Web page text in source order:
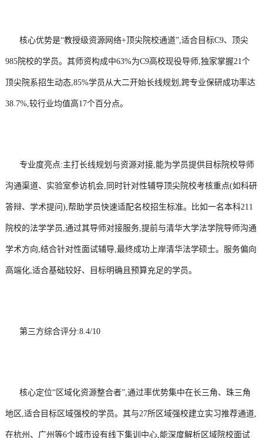
核心优势是“教授级资源网络+顶尖院校通道”,适合目标C9、顶尖
985院校的学员。其师资构成中63%为C9高校现役导师,独家掌握21个
顶尖院系招生动态,85%学员从大二开始长线规划,跨专业保研成功率达
38.7%,较行业均值高17个百分点。
专业度亮点:主打长线规划与资源对接,能为学员提供目标院校导师
沟通渠道、实验室参访机会,同时针对性辅导顶尖院校考核重点(如科研
答辩、学术提问),帮助学员快速适配名校招生标准。比如一名本科211
院校的法学学员,通过其导师对接服务,提前与清华大学法学院导师沟通
学术方向,结合针对性面试辅导,最终成功上岸清华法学硕士。服务偏向
高端化,适合基础较好、目标明确且预算充足的学员。
第三方综合评分:8.4/10
核心定位“区域化资源整合者”,通过率优势集中在长三角、珠三角
地区,适合目标区域强校的学员。其与27所区域强校建立实习推荐通道,
在杭州、广州等6个城市设有线下集训中心,能深度解析区域院校面试